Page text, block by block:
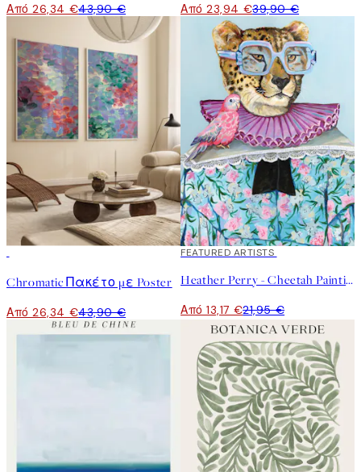
Από 26,34 €43,90 € Από 23,94 €39,90 €
Chromatic Πακέτο με Poster
Από 26,34 €43,90 €
40%*
FEATURED ARTISTS
Heather Perry - Cheetah Painting Poster
Από 13,17 €21,95 €